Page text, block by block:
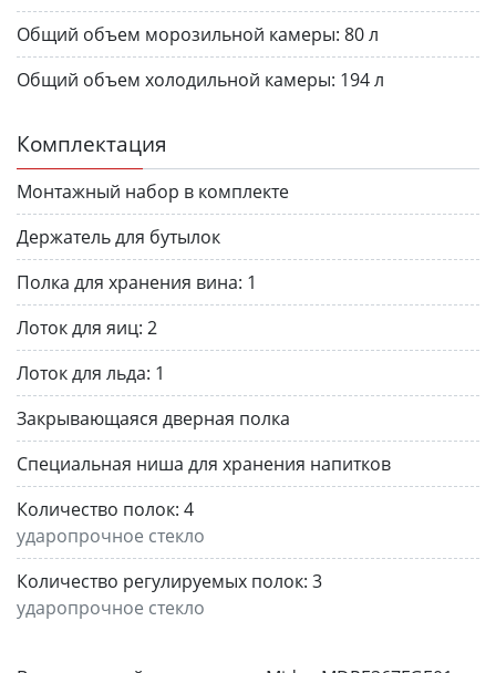
Общий объем морозильной камеры: 80 л
Общий объем холодильной камеры: 194 л
Комплектация
Монтажный набор в комплекте
Держатель для бутылок
Полка для хранения вина: 1
Лоток для яиц: 2
Лоток для льда: 1
Закрывающаяся дверная полка
Специальная ниша для хранения напитков
Количество полок: 4
ударопрочное стекло
Количество регулируемых полок: 3
ударопрочное стекло